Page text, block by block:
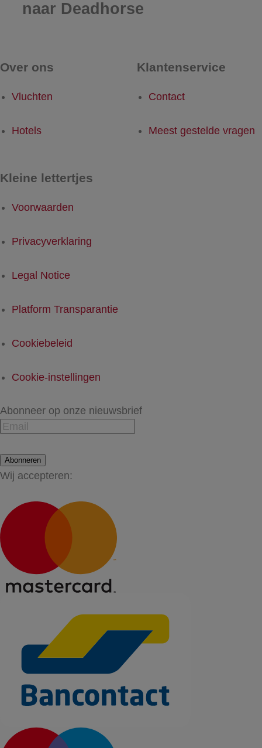
naar Deadhorse
Over ons
Vluchten
Hotels
Klantenservice
Contact
Meest gestelde vragen
Kleine lettertjes
Voorwaarden
Privacyverklaring
Legal Notice
Platform Transparantie
Cookiebeleid
Cookie-instellingen
Abonneer op onze nieuwsbrief
Abonneren
Wij accepteren: